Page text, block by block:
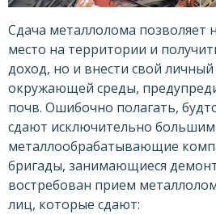
Сдача металлолома позволяет
место на территории и
доход, но и внести свой
окружающей среды,
почв. Ошибочно полагать,
сдают исключительно
металлообрабатывающие
бригады, занимающиеся
востребован прием
лиц, которые сдают: